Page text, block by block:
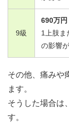
9級
690万円
1
上肢
の影響
その他、痛みや
ます。
そうした場合は
す。